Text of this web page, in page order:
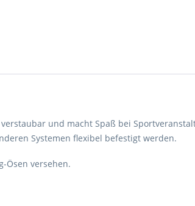
und macht Spaß bei
Systemen flexibel befestigt werden.
Ösen versehen.